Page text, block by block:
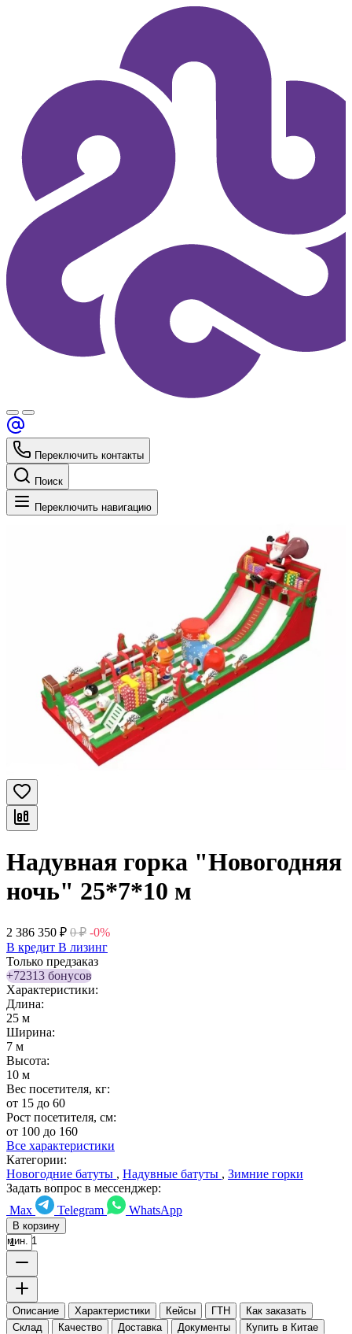
Переключить контакты
Поиск
Переключить навигацию
Надувная горка "Новогодняя
ночь" 25*7*10 м
2 386 350 ₽ 0 ₽ -0%
В кредит В лизинг
Только предзаказ
+72313 бонусов
Характеристики:
Длина:
25 м
Ширина:
7 м
Высота:
10 м
Вес посетителя, кг:
от 15 до 60
Рост посетителя, см:
от 100 до 160
Все характеристики
Категории:
Новогодние батуты , Надувные батуты , Зимние горки
Задать вопрос в мессенджер:
Max
Telegram WhatsApp
В корзину
мин. 1
Описание Характеристики Кейсы ГТН
Как заказать
Склад
Качество Доставка Документы
Купить в Китае